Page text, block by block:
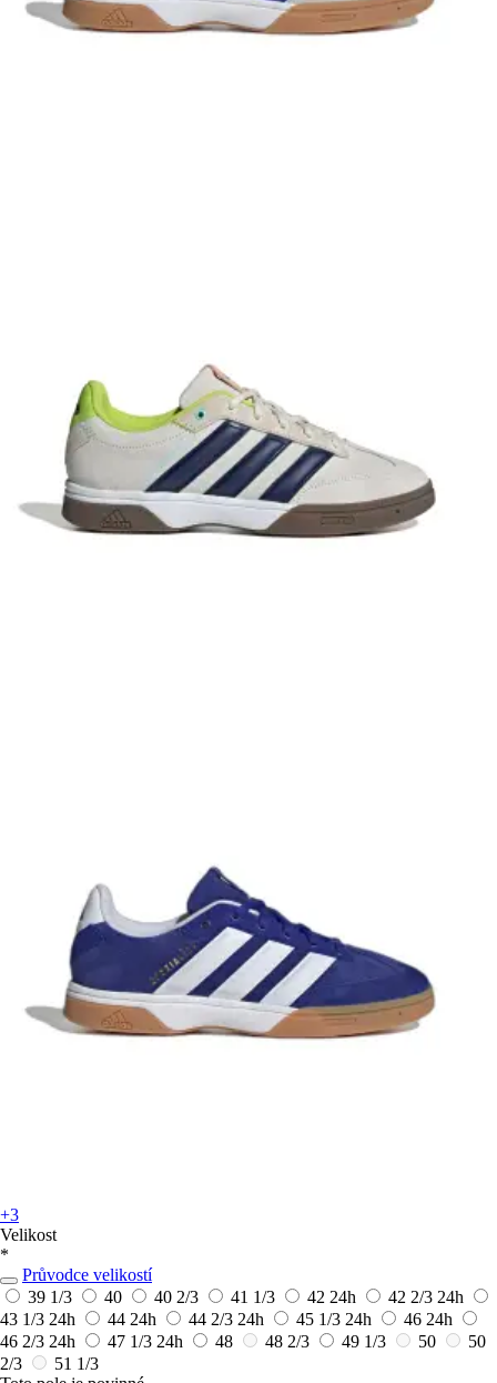
+3
Velikost
*
Průvodce velikostí
39 1/3
40 40 2/3 41 1/3 42 24h 42 2/3 24h
43 1/3 24h 44 24h 44 2/3 24h 45 1/3 24h 46 24h
46 2/3 24h 47 1/3 24h 48 48 2/3 49 1/3 50
50
2/3
51 1/3